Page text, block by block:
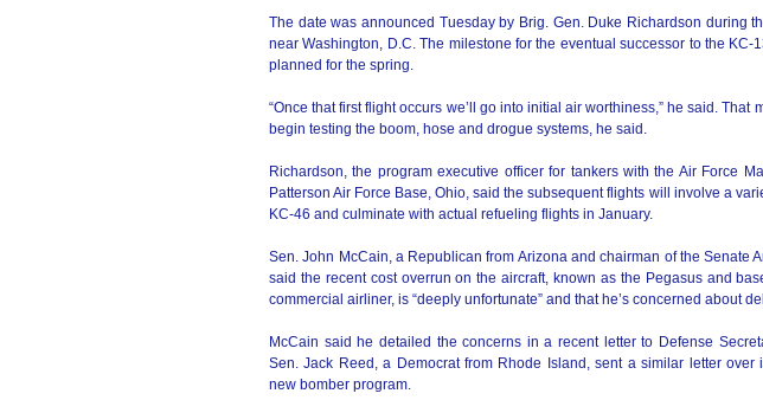
The date was announced Tuesday by Brig. Gen. Duke Richardson during
near Washington, D.C. The milestone for the eventual successor to the KC-
planned for the spring.
“Once that first flight occurs we’ll go into initial air worthiness,” he said. That
begin testing the boom, hose and drogue systems, he said.
Richardson, the program executive officer for tankers with the Air Force
Patterson Air Force Base, Ohio, said the subsequent flights will involve a
KC-46 and culminate with actual refueling flights in January.
Sen. John McCain, a Republican from Arizona and chairman of the Senate
said the recent cost overrun on the aircraft, known as the Pegasus and
commercial airliner, is “deeply unfortunate” and that he’s concerned about
McCain said he detailed the concerns in a recent letter to Defense
Sen. Jack Reed, a Democrat from Rhode Island, sent a similar letter over
new bomber program.